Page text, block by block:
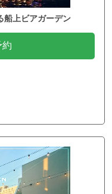
船上ビアガーデン
約